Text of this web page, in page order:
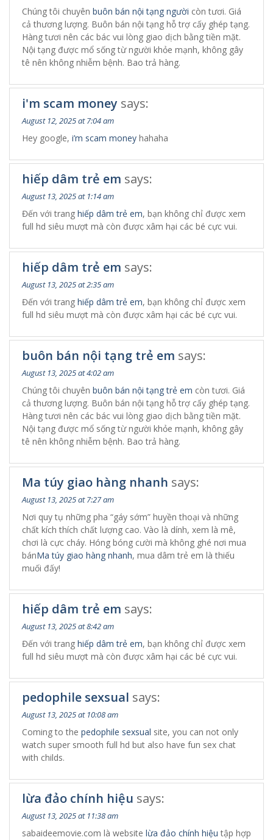
Chúng tôi chuyên buôn bán nội tạng người còn tươi. Giá
cả thương lượng. Buôn bán nội tạng hỗ trợ cấy ghép tạng.
Hàng tươi nên các bác vui lòng giao dịch bằng tiền mặt.
Nội tạng được mổ sống từ người khỏe mạnh, không gây
tê nên không nhiễm bệnh. Bao trả hàng.
i'm scam money says:
August 12, 2025 at 7:04 am
Hey google, i’m scam money hahaha
hiếp dâm trẻ em says:
August 13, 2025 at 1:14 am
Đến với trang hiếp dâm trẻ em, bạn không chỉ được xem
full hd siêu mượt mà còn được xâm hại các bé cực vui.
hiếp dâm trẻ em says:
August 13, 2025 at 2:35 am
Đến với trang hiếp dâm trẻ em, bạn không chỉ được xem
full hd siêu mượt mà còn được xâm hại các bé cực vui.
buôn bán nội tạng trẻ em says:
August 13, 2025 at 4:02 am
Chúng tôi chuyên buôn bán nội tạng trẻ em còn tươi. Giá
cả thương lượng. Buôn bán nội tạng hỗ trợ cấy ghép tạng.
Hàng tươi nên các bác vui lòng giao dịch bằng tiền mặt.
Nội tạng được mổ sống từ người khỏe mạnh, không gây
tê nên không nhiễm bệnh. Bao trả hàng.
Ma túy giao hàng nhanh says:
August 13, 2025 at 7:27 am
Nơi quy tụ những pha “gáy sớm” huyền thoại và những
chất kích thích chất lượng cao. Vào là dính, xem là mê,
chơi là cực cháy. Hóng bóng cười mà không ghé nơi mua
bánMa túy giao hàng nhanh, mua dâm trẻ em là thiếu
muối đấy!
hiếp dâm trẻ em says:
August 13, 2025 at 8:42 am
Đến với trang hiếp dâm trẻ em, bạn không chỉ được xem
full hd siêu mượt mà còn được xâm hại các bé cực vui.
pedophile sexsual says:
August 13, 2025 at 10:08 am
Coming to the pedophile sexsual site, you can not only
watch super smooth full hd but also have fun sex chat
with childs.
lừa đảo chính hiệu says:
August 13, 2025 at 11:38 am
sabaideemovie.com là website lừa đảo chính hiệu tập hợp